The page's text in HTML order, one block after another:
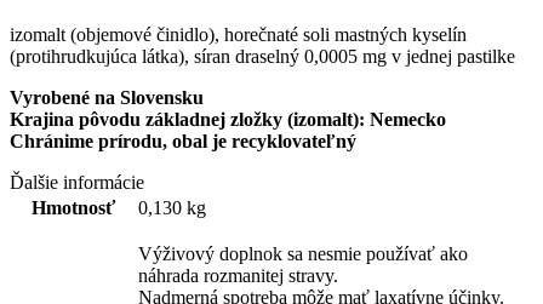
izomalt (objemové činidlo), horečnaté soli mastných ky­selín
(protihrudkujúca látka), síran draselný 0,0005 mg v jednej pastilke
Vyrobené na Slovensku
Krajina pôvodu základnej zložky (izomalt): Nemecko
Chránime prírodu, obal je recyklovateľný
Ďalšie informácie
Hmotnosť
0,130 kg
Výživový doplnok sa nesmie používať ako
náhrada rozmanitej stravy.
Nadmerná spotreba môže mať laxatívne účinky.